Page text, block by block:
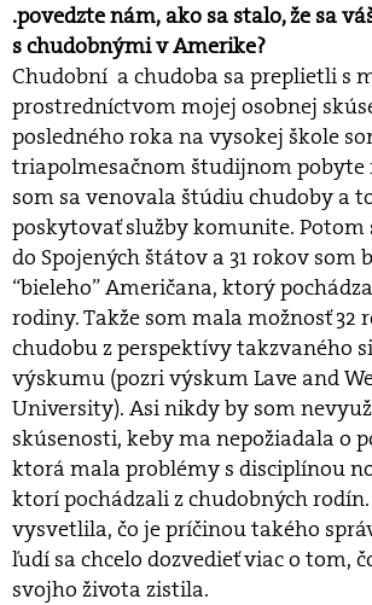
.povedzte nám, ako sa stalo, že sa
s chudobnými v Amerike?
Chudobní a chudoba sa preplietli s
prostredníctvom mojej osobnej
posledného roka na vysokej škole
triapolmesačnom študijnom pobyte
som sa venovala štúdiu chudoby a
poskytovať služby komunite.
do Spojených štátov a 31 rokov som
“bieleho” Američana, ktorý
rodiny. Takže som mala možnosť 32
chudobu z perspektívy takzvaného
výskumu (pozri výskum Lave and
University). Asi nikdy by som
skúsenosti, keby ma nepožiadala o
ktorá mala problémy s disciplínou
ktorí pochádzali z chudobných
vysvetlila, čo je príčinou takého
ľudí sa chcelo dozvedieť viac o tom,
svojho života zistila.